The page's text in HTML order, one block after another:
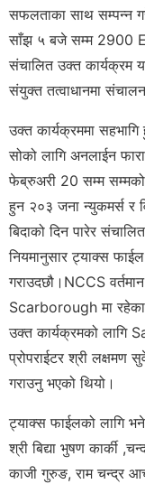
सफलताका साथ सम्पन्न
साँझ ५ बजे सम्म 2900
संचालित उक्त कार्यक्रम
संयुक्त तत्वाधानमा
उक्त कार्यक्रममा सहभागि
सोको लागि अनलाईन
फेब्रुअरी 20 सम्म सम्मको
हुन २०३ जना न्युकमर्स र
बिदाको दिन पारेर
नियमानुसार ट्याक्स
गराउदछौ।NCCS
Scarborough मा रहेका
उक्त कार्यक्रमको
प्रोपराईटर श्री
गराउनु भएको थियो।
ट्याक्स फाईलको लागि
श्री बिद्या भुषण कार्की
काजी गुरुङ, राम चन्द्र